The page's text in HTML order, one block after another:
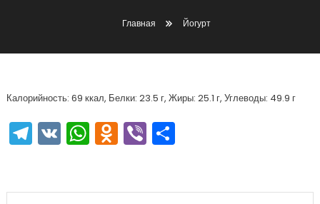
Главная Йогурт
Калорийность: 69 ккал, Белки: 23.5 г, Жиры: 25.1 г, Углеводы: 49.9 г
Telegram
VKWhatsApp
Odnoklassniki
ViberОтправить